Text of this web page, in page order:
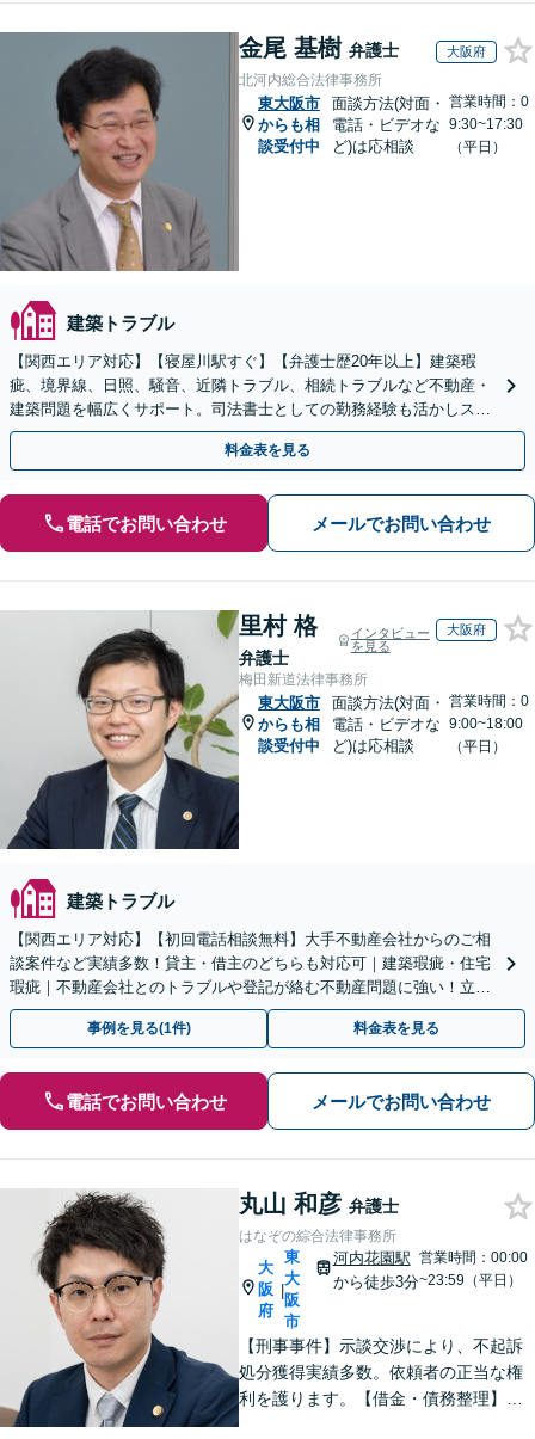
金尾 基樹 弁護士 大阪府
北河内総合法律事務所
東大阪市
からも相
談受付中
面談方法(対面・
電話・ビデオな
ど)は応相談
営業時間：0
9:30~17:30
（平日）
建築トラブル
【関西エリア対応】【寝屋川駅すぐ】【弁護士歴20年以上】建築瑕
疵、境界線、日照、騒音、近隣トラブル、相続トラブルなど不動産・
建築問題を幅広くサポート。司法書士としての勤務経験も活かしスム
ーズに対処。【初回相談無料】【夜間・休日の相談可能】
料金表を見る
電話でお問い合わせ メールでお問い合わせ
里村 格
弁護士
インタビュー
を見る
大阪府
梅田新道法律事務所
東大阪市
からも相
談受付中
面談方法(対面・
電話・ビデオな
ど)は応相談
営業時間：0
9:00~18:00
（平日）
建築トラブル
【関西エリア対応】【初回電話相談無料】大手不動産会社からのご相
談案件など実績多数！貸主・借主のどちらも対応可｜建築瑕疵・住宅
瑕疵｜不動産会社とのトラブルや登記が絡む不動産問題に強い！立ち
退き／建物の明け渡し請求【Zooｍ相談可】
事例を見る(1件) 料金表を見る
電話でお問い合わせ メールでお問い合わせ
丸山 和彦 弁護士
はなぞの綜合法律事務所
大
阪
府
|
東
大
阪
市
河内花園駅
から徒歩3分
営業時間：00:00
~23:59（平日）
【刑事事件】示談交渉により、不起訴
処分獲得実績多数。依頼者の正当な権
利を護ります。【借金・債務整理】借